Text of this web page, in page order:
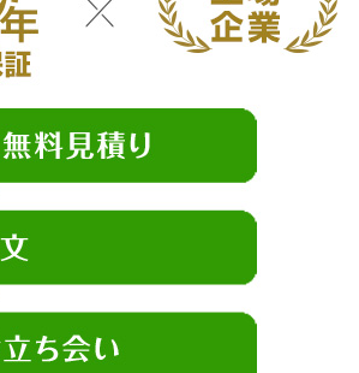
ファミールスクエア松戸リーラコモンズ
フラージュ常盤平さくら通り
ブルーミングガーデン松戸南
ベルスクエア松戸
松戸新田エステスクエア松戸
ミオカステーロ松戸秋山
モアステージ新松戸